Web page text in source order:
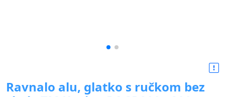
Ravnalo alu, glatko s ručkom bez